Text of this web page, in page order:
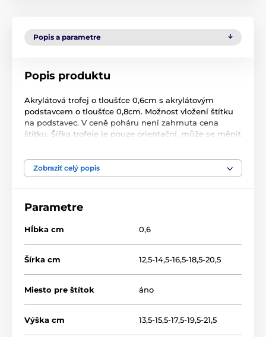
Popis a parametre
Popis produktu
Akrylátová trofej o tloušťce 0,6cm s akrylátovým
podstavcem o tloušťce 0,8cm. Možnost vložení štítku
na podstavec. V ceně poháru není zahrnuta cena
štítku. Šířka trofeje je pouze orientační, může se měnit
Hudba
Zobraziť celý popis
Parametre
Hĺbka cm 0,6
Šírka cm 12,5-14,5-16,5-18,5-20,5
Miesto pre štítok áno
Výška cm 13,5-15,5-17,5-19,5-21,5